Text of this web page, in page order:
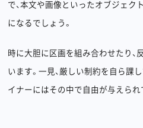
で、本文や画像といったオブジェク
になるでしょう。
時に大胆に区画を組み合わせたり、
います。一見、厳しい制約を自ら課
イナーにはその中で自由が与えられ